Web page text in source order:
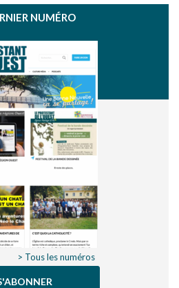
NUMÉRO
> Tous les numéros